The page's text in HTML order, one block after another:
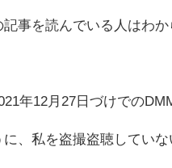
事を読んでいる人はわか
年12月27日づけでの
、私を盗撮盗聴してい